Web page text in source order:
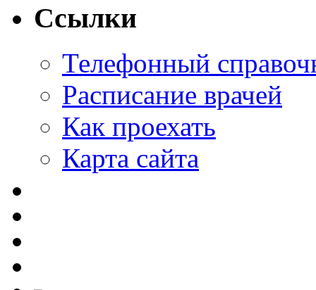
Ссылки
Телефонный
Расписание врачей
Как проехать
Карта сайта